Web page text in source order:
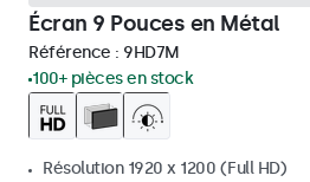
Écran 9 Pouces en Métal
Référence : 9HD7M
100+ pièces en stock
Résolution 1920 x 1200 (Full HD)